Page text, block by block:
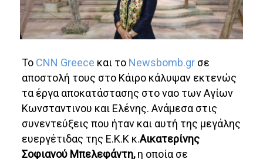
To CNN Greece και το Newsbomb.gr σε
αποστολή τους στο Κάιρο κάλυψαν εκτενώς
τα έργα αποκατάστασης στο ναο των Αγίων
Κωνσταντινου και Ελένης. Ανάμεσα στις
συνεντεύξεις που ήταν και αυτή της μεγάλης
ευεργέτιδας της Ε.Κ.Κ κ.Αικατερίνης
Σοφιανού Μπελεφάντη,η οποία σε